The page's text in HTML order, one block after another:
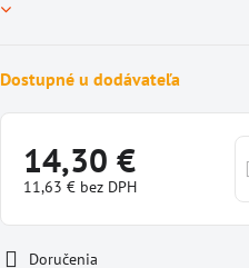
Dostupné u dodávateľa
14,30 €
11,63 € bez DPH
Doručenia